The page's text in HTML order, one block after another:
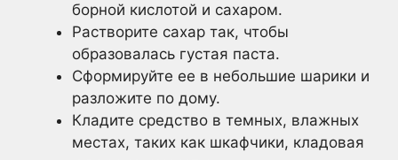
борной кислотой и сахаром.
Растворите сахар так, чтобы
образовалась густая паста.
Сформируйте ее в небольшие шарики и
разложите по дому.
Кладите средство в темных, влажных
местах, таких как шкафчики, кладовая